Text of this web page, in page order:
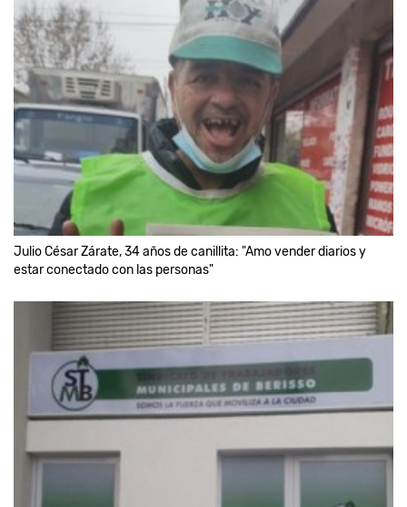
Julio César Zárate, 34 años de canillita: "Amo vender diarios y
estar conectado con las personas"